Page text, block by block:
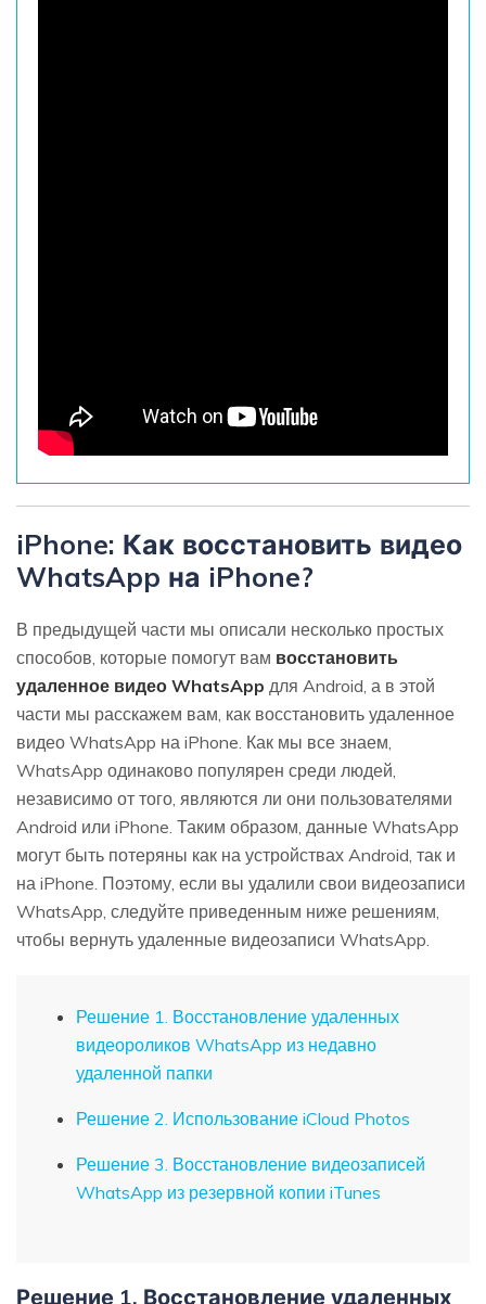
iPhone: Как восстановить видео
WhatsApp на iPhone?
В предыдущей части мы описали несколько простых
способов, которые помогут вам восстановить
удаленное видео WhatsApp для Android, а в этой
части мы расскажем вам, как восстановить удаленное
видео WhatsApp на iPhone. Как мы все знаем,
WhatsApp одинаково популярен среди людей,
независимо от того, являются ли они пользователями
Android или iPhone. Таким образом, данные WhatsApp
могут быть потеряны как на устройствах Android, так и
на iPhone. Поэтому, если вы удалили свои видеозаписи
WhatsApp, следуйте приведенным ниже решениям,
чтобы вернуть удаленные видеозаписи WhatsApp.
Решение 1. Восстановление удаленных
видеороликов WhatsApp из недавно
удаленной папки
Решение 2. Использование iCloud Photos
Решение 3. Восстановление видеозаписей
WhatsApp из резервной копии iTunes
Решение 1. Восстановление удаленных